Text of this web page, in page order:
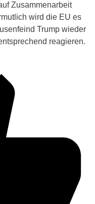
Zusammenarbeit
wird die EU es
Trump wieder
reagieren.